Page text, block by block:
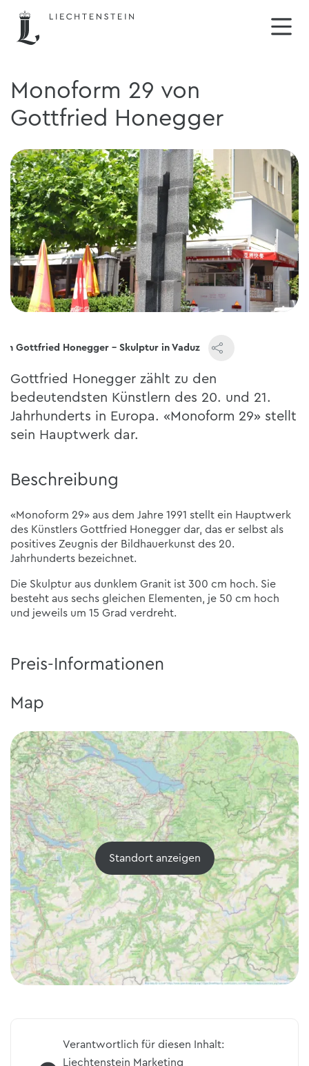
Monoform 29 von
Gottfried Honegger
Gottfried Honegger - Skulptur in Vaduz
Gottfried Honegger zählt zu den
bedeutendsten Künstlern des 20. und 21.
Jahrhunderts in Europa. «Monoform 29» stellt
sein Hauptwerk dar.
Beschreibung
«Monoform 29» aus dem Jahre 1991 stellt ein Hauptwerk
des Künstlers Gottfried Honegger dar, das er selbst als
positives Zeugnis der Bildhauerkunst des 20.
Jahrhunderts bezeichnet.
Die Skulptur aus dunklem Granit ist 300 cm hoch. Sie
besteht aus sechs gleichen Elementen, je 50 cm hoch
und jeweils um 15 Grad verdreht.
Preis-Informationen
Map
Standort anzeigen
Verantwortlich für diesen Inhalt:
Liechtenstein Marketing